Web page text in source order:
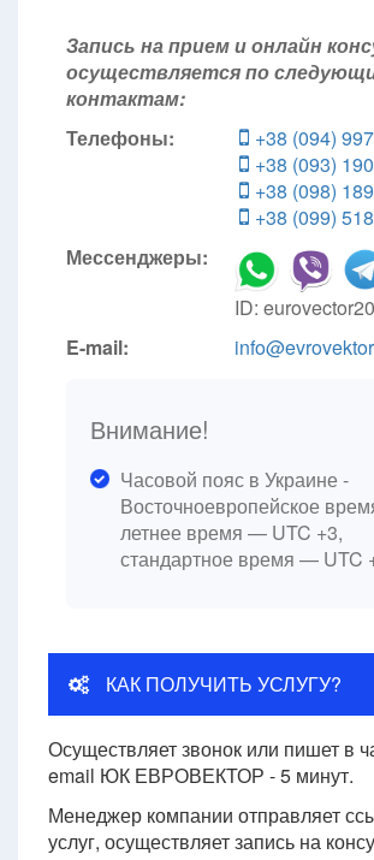
Запись на прием и онлайн
осуществляется по
контактам:
Телефоны:
+38 (094)
+38 (093)
+38 (098)
+38 (099)
Мессенджеры:
ID:
E-mail:
Внимание!
Часовой пояс в Украине -
Восточноевропейское
летнее время — UTC +3,
стандартное время — UTC
КАК ПОЛУЧИТЬ УСЛУГУ?
Осуществляет звонок или пишет в
email ЮК ЕВРОВЕКТОР - 5 минут.
Менеджер компании отправляет
услуг, осуществляет запись на